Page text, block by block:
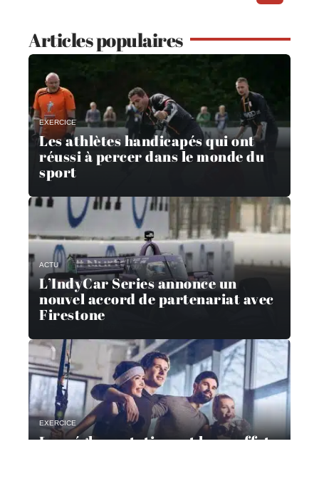
Articles populaires
EXERCICE
Les athlètes handicapés qui ont
réussi à percer dans le monde du
sport
ACTU
L’IndyCar Series annonce un
nouvel accord de partenariat avec
Firestone
EXERCICE
Les réglementations et leurs effets